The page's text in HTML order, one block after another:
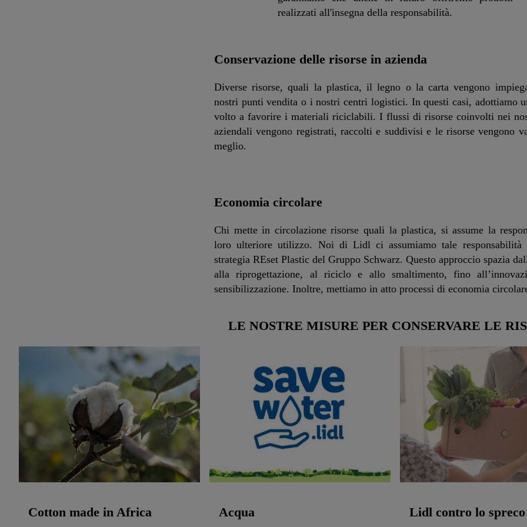
realizzati all'insegna della responsabilità.
Conservazione delle risorse in azienda
Diverse risorse, quali la plastica, il legno o la carta vengono
nostri punti vendita o i nostri centri logistici. In questi casi, adottiamo
volto a favorire i materiali riciclabili. I flussi di risorse coinvolti nei
aziendali vengono registrati, raccolti e suddivisi e le risorse vengono
meglio.
Economia circolare
Chi mette in circolazione risorse quali la plastica, si assume la
loro ulteriore utilizzo. Noi di Lidl ci assumiamo tale responsabilità
strategia REset Plastic del Gruppo Schwarz. Questo approccio spazia
alla riprogettazione, al riciclo e allo smaltimento, fino
sensibilizzazione. Inoltre, mettiamo in atto processi di economia
LE NOSTRE MISURE PER CONSERVARE LE
Cotton made in Africa Acqua Lidl contro lo spreco